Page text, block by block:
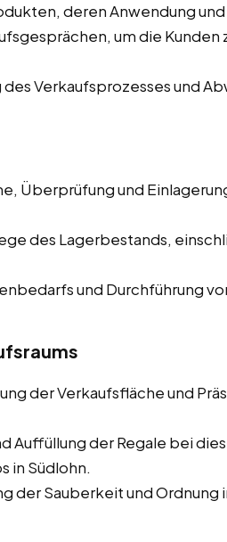
deren Anwendung
um die Kunden
des Verkaufsprozesses und
Überprüfung und
des Lagerbestands,
und Durchführung
der Verkaufsfläche und
Auffüllung der Regale bei
in Südlohn.
der Sauberkeit und Ordnung